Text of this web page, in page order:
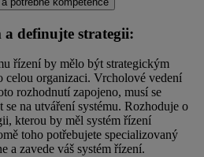
a definujte strategii:
řízení by mělo být strategickým
celou organizaci. Vrcholové vedení
rozhodnutí zapojeno, musí se
se na utváření systému. Rozhoduje o
kterou by měl systém řízení
toho potřebujete specializovaný
a zavede váš systém řízení.